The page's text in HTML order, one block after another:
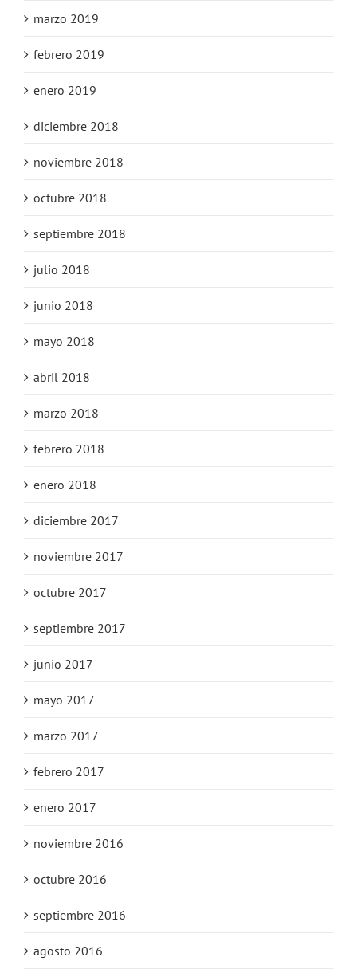
marzo 2019
febrero 2019
enero 2019
diciembre 2018
noviembre 2018
octubre 2018
septiembre 2018
julio 2018
junio 2018
mayo 2018
abril 2018
marzo 2018
febrero 2018
enero 2018
diciembre 2017
noviembre 2017
octubre 2017
septiembre 2017
junio 2017
mayo 2017
marzo 2017
febrero 2017
enero 2017
noviembre 2016
octubre 2016
septiembre 2016
agosto 2016